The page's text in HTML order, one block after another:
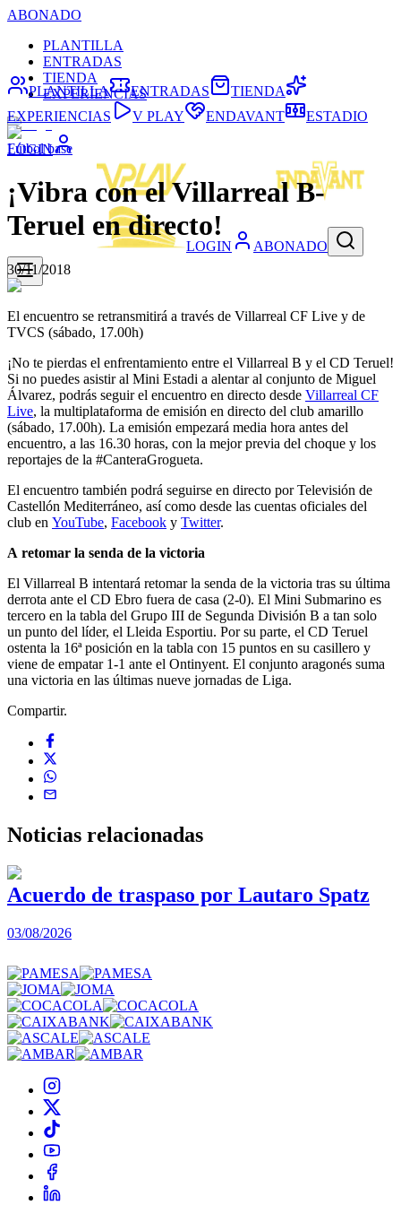
ABONADO
PLANTILLA
ENTRADAS
TIENDA
EXPERIENCIAS
LOGIN
LOGIN ABONADO
PLANTILLA ENTRADAS
TIENDA
EXPERIENCIAS
V PLAY ENDAVANT ESTADIO
Fútbol base
¡Vibra con el Villarreal B-
Teruel en directo!
30/11/2018
El encuentro se retransmitirá a través de Villarreal CF Live y de
TVCS (sábado, 17.00h)
¡No te pierdas el enfrentamiento entre el Villarreal B y el CD Teruel!
Si no puedes asistir al Mini Estadi a alentar al conjunto de Miguel
Álvarez, podrás seguir el encuentro en directo desde Villarreal CF
Live, la multiplataforma de emisión en directo del club amarillo
(sábado, 17.00h). La emisión empezará media hora antes del
encuentro, a las 16.30 horas, con la mejor previa del choque y los
reportajes de la #CanteraGrogueta.
El encuentro también podrá seguirse en directo por Televisión de
Castellón Mediterráneo, así como desde las cuentas oficiales del
club en YouTube, Facebook y Twitter.
A retomar la senda de la victoria
El Villarreal B intentará retomar la senda de la victoria tras su última
derrota ante el CD Ebro fuera de casa (2-0). El Mini Submarino es
tercero en la tabla del Grupo III de Segunda División B a tan solo
un punto del líder, el Lleida Esportiu. Por su parte, el CD Teruel
ostenta la 16ª posición en la tabla con 15 puntos en su casillero y
viene de empatar 1-1 ante el Ontinyent. El conjunto aragonés suma
una victoria en las últimas nueve jornadas de Liga.
Compartir.
Noticias relacionadas
Acuerdo de traspaso por Lautaro Spatz
03/08/2026